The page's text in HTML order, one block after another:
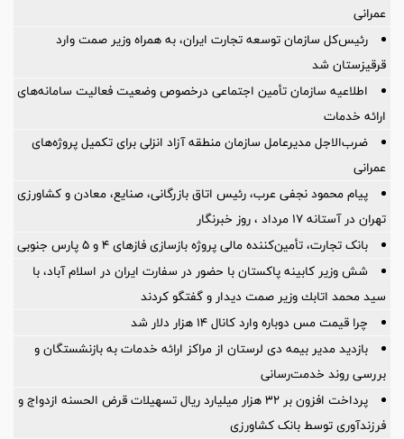
عمرانی
رئیس‌کل سازمان توسعه تجارت ایران، به همراه وزیر صمت وارد
قرقیزستان شد
اطلاعیه سازمان تأمین اجتماعی درخصوص وضعیت فعالیت سامانه‌های
ارائه خدمات
ضرب‌الاجل مدیرعامل سازمان منطقه آزاد انزلی برای تكمیل پروژه‌های
عمرانی
پیام محمود نجفی عرب، رئیس اتاق بازرگانی، صنایع، معادن و کشاورزی
تهران در آستانه 17 مرداد ، روز خبرنگار
بانک تجارت، تأمین‌کننده مالی پروژه بازسازی فازهای ۴ و ۵ پارس جنوبی
شش وزیر کابینه پاکستان با حضور در سفارت ایران در اسلام آباد، با
سيد محمد اتابك وزير صمت ديدار و گفتگو كردند
چرا قیمت مس دوباره وارد کانال ۱۴ هزار دلار شد
بازدید مدیر بیمه دی لرستان از مراکز ارائه خدمات به بازنشستگان و
بررسی روند خدمت‌رسانی
پرداخت افزون بر 32 هزار میلیارد ریال تسهیلات قرض الحسنه ازدواج و
فرزندآوری توسط بانک کشاورزی